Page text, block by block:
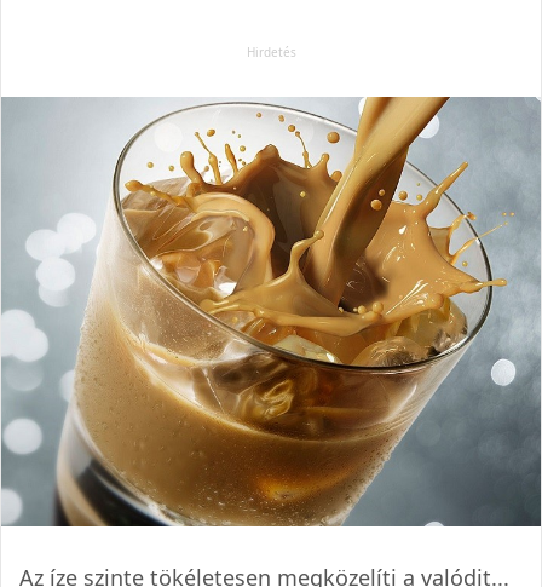
Az íze szinte tökéletesen megközelíti a valódit...